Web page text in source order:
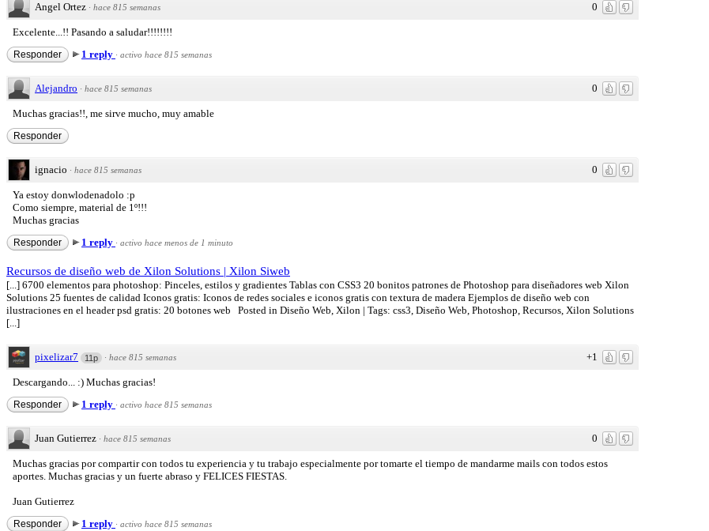
0
Angel Ortez · hace 815 semanas
Excelente...!! Pasando a saludar!!!!!!!!
Responder 1 reply · activo hace 815 semanas
0
Alejandro · hace 815 semanas
Muchas gracias!!, me sirve mucho, muy amable
Responder
0
ignacio · hace 815 semanas
Ya estoy donwlodenadolo :p
Como siempre, material de 1º!!!
Muchas gracias
Responder 1 reply · activo hace menos de 1 minuto
Recursos de diseño web de Xilon Solutions | Xilon Siweb
[...] 6700 elementos para photoshop: Pinceles, estilos y gradientes Tablas con CSS3 20 bonitos patrones de Photoshop para diseñadores web Xilon
Solutions 25 fuentes de calidad Iconos gratis: Iconos de redes sociales e iconos gratis con textura de madera Ejemplos de diseño web con
ilustraciones en el header psd gratis: 20 botones web Posted in Diseño Web, Xilon | Tags: css3, Diseño Web, Photoshop, Recursos, Xilon Solutions
[...]
+1
pixelizar7 11p · hace 815 semanas
Descargando... :) Muchas gracias!
Responder 1 reply · activo hace 815 semanas
0
Juan Gutierrez · hace 815 semanas
Muchas gracias por compartir con todos tu experiencia y tu trabajo especialmente por tomarte el tiempo de mandarme mails con todos estos
aportes. Muchas gracias y un fuerte abraso y FELICES FIESTAS.
Juan Gutierrez
Responder 1 reply · activo hace 815 semanas